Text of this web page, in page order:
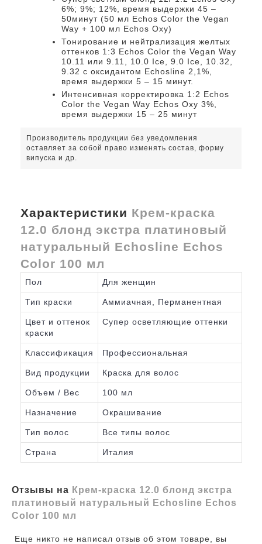
6%; 9%; 12%, время выдержки 45 –
50минут (50 мл Echos Color the Vegan
Way + 100 мл Echos Oxy)
Тонирование и нейтрализация желтых
оттенков 1:3 Echos Color the Vegan Way
10.11 или 9.11, 10.0 Ice, 9.0 Ice, 10.32,
9.32 с оксидантом Echosline 2,1%,
время выдержки 5 – 15 минут.
Интенсивная корректировка 1:2 Echos
Color the Vegan Way Echos Oxy 3%,
время выдержки 15 – 25 минут
Производитель продукции без уведомления
оставляет за собой право изменять состав, форму
випуска и др.
Характеристики Крем-краска
12.0 блонд экстра платиновый
натуральный Echosline Echos
Color 100 мл
Пол Для женщин
Тип краски Аммиачная, Перманентная
Цвет и оттенок
краски
Супер осветляющие оттенки
Классификация Профессиональная
Вид продукции Краска для волос
Объем / Вес 100 мл
Назначение Окрашивание
Тип волос Все типы волос
Страна Италия
Отзывы на Крем-краска 12.0 блонд экстра
платиновый натуральный Echosline Echos
Color 100 мл
Еще никто не написал отзыв об этом товаре, вы